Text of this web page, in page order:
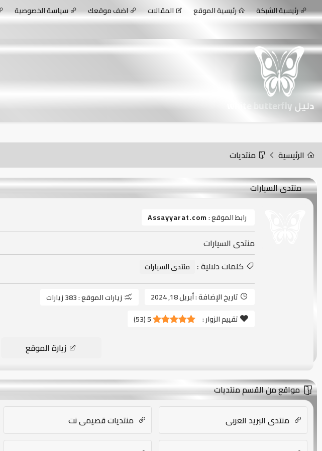
رئيسية الشبكة رئيسية الموقع المقالات اضف موقعك سياسة الخصوصية
دليل white butterfly
الرئيسية منتديات
منتدى السيارات
رابط الموقع :Assayyarat.com
منتدى السيارات
كلمات دلالية :
منتدى السيارات
تاريخ الإضافة :أبريل 18, 2024 زيارات الموقع :383 زيارات
تقييم الزوار :
5
(
53
)
زيارة الموقع
مواقع من القسم منتديات
منتدى البريد العربي منتديات قصيمي نت